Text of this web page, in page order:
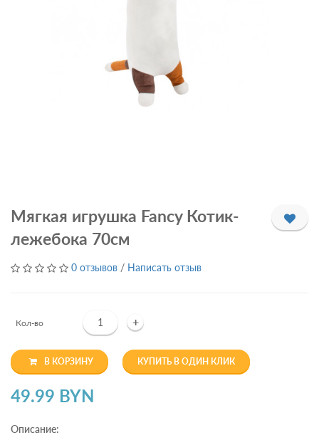
Мягкая игрушка Fancy Котик-
лежебока 70см
0 отзывов / Написать отзыв
Кол-во +
В КОРЗИНУ КУПИТЬ В ОДИН КЛИК
49.99 BYN
Описание: